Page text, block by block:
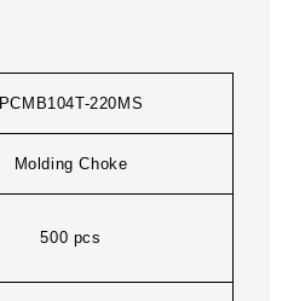
PCMB104T-220MS
Molding Choke
500 pcs